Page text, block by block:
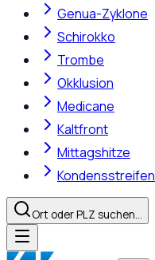
Genua-Zyklone
Schirokko
Trombe
Okklusion
Medicane
Kaltfront
Mittagshitze
Kondensstreifen
Ort oder PLZ suchen…